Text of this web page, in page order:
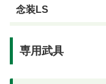
念装LS
専用武具